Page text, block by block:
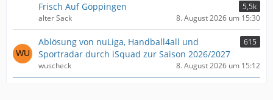
Frisch Auf Göppingen
5,5k
alter Sack
8. August 2026 um 15:30
Ablösung von nuLiga, Handball4all und
Sportradar durch iSquad zur Saison 2026/2027
615
wuscheck 8. August 2026 um 15:12